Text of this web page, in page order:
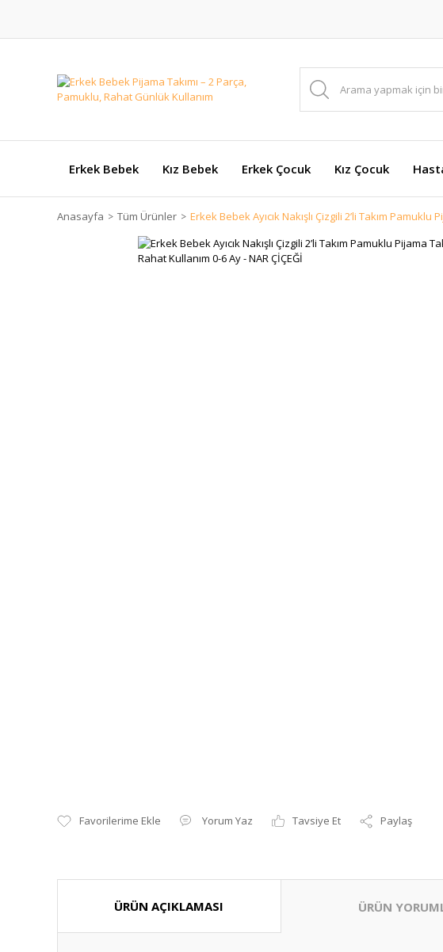
Erkek Bebek Kız Bebek Erkek Çocuk Kız Çocuk
Anasayfa Tüm Ürünler Erkek Bebek Ayıcık Nakışlı Çizgili 2’li Takım Pamuklu
Yorum Yaz Tavsiye Et Paylaş
ÜRÜN AÇIKLAMASI ÜRÜN